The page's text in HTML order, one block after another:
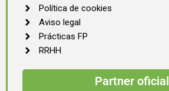
Política de cookies
Aviso legal
Prácticas FP
RRHH
Partner oficial